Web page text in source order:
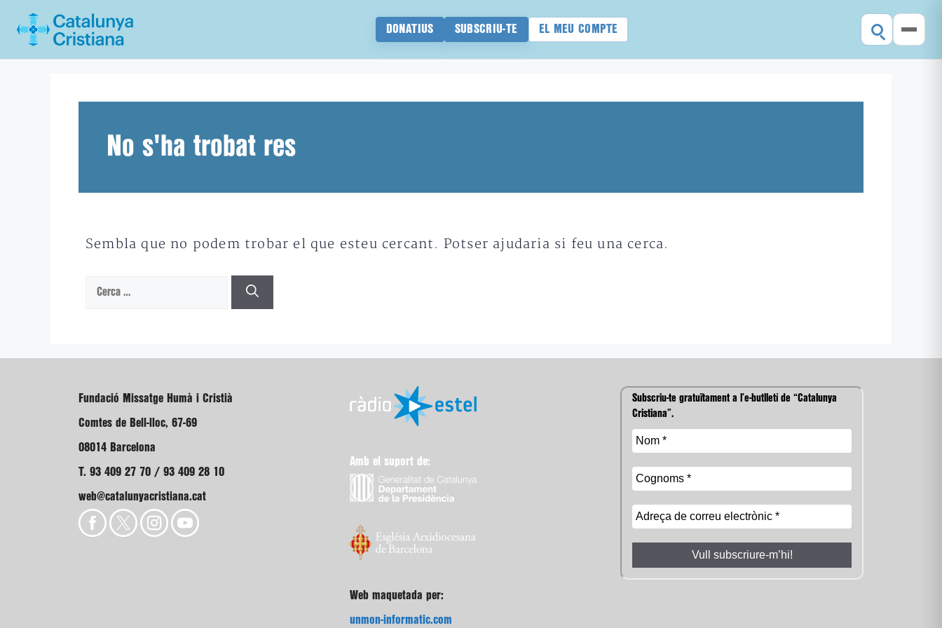
DONATIUS SUBSCRIU-TE EL MEU COMPTE
No s'ha trobat res
Sembla que no podem trobar el que esteu cercant. Potser ajudaria si feu una cerca.
Cerca:
Fundació Missatge Humà i Cristià
Comtes de Bell-lloc, 67-69
08014 Barcelona
T. 93 409 27 70 / 93 409 28 10
web@catalunyacristiana.cat
Amb el suport de:
Web maquetada per:
unmon-informatic.com
Subscriu-te gratuïtament a l’e-butlletí de “Catalunya
Cristiana”.